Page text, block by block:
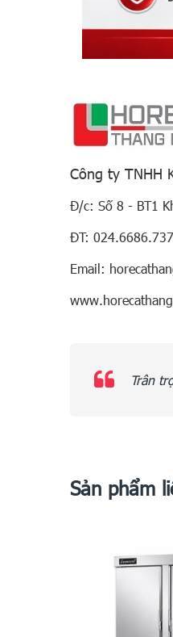
Công ty TNHH
Đ/c: Số 8 - BT1
ĐT:
Email:
Trân
Sản phẩm